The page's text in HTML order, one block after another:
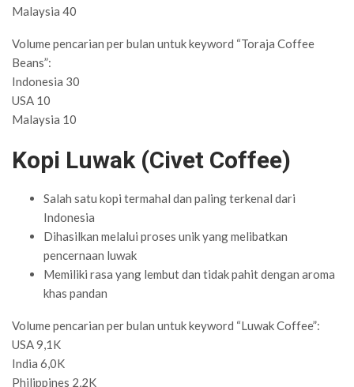
Malaysia 40
Volume pencarian per bulan untuk keyword “Toraja Coffee
Beans”:
Indonesia 30
USA 10
Malaysia 10
Kopi Luwak (Civet Coffee)
Salah satu kopi termahal dan paling terkenal dari
Indonesia
Dihasilkan melalui proses unik yang melibatkan
pencernaan luwak
Memiliki rasa yang lembut dan tidak pahit dengan aroma
khas pandan
Volume pencarian per bulan untuk keyword “Luwak Coffee”:
USA 9,1K
India 6,0K
Philippines 2,2K